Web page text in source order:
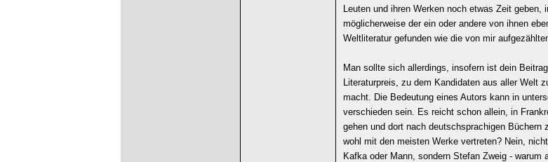
Leuten und ihren Werken noch etwas Zeit geben,
möglicherweise der ein oder andere von ihnen
Weltliteratur gefunden wie die von mir
Man sollte sich allerdings, insofern ist dein
Literaturpreis, zu dem Kandidaten aus aller Welt
macht. Die Bedeutung eines Autors kann in
verschieden sein. Es reicht schon allein, in
gehen und dort nach deutschsprachigen Büchern
wohl mit den meisten Werke vertreten? Nein,
Kafka oder Mann, sondern Stefan Zweig - warum